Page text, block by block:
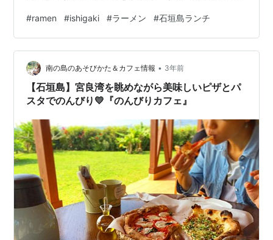
ながら食べました。 結構ボリュームがあるので、さすが
の大食漢でも食べきることが出来ませんでした。 これは
石垣あるあるですが、どこの飲食店さんも結構量がある
パターンが多いです。 どーんと量があった方がお客さん
は嬉しいんですかね？おかげさまで、石垣島に暮らし始
めて、体重がうなぎ登りです。ありが…
#ramen #ishigaki #ラーメン #石垣島ランチ
南の島のあそびかた＆カフェ情報 • 3年前
【石垣島】宮良湾を眺めながら美味しいピザとパ
スタでのんびり💛『のんびりカフェ』